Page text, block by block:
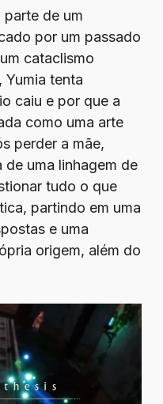
parte de um
por um passado
cataclismo
Yumia tenta
caiu e por que a
como uma arte
perder a mãe,
de uma linhagem de
tudo o que
partindo em uma
e uma
origem, além do